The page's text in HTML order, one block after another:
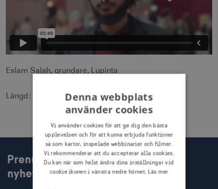
Eslam Salah, grundare, Lupinta
Längd: 0.49 min
Prenumerera på Visit Swedens
nyhetsbrev
Denna webbplats
använder cookies
Vi använder cookies för att ge dig den bästa
upplevelsen och för att kunna erbjuda funktioner
så som kartor, inspelade webbinarier och filmer.
Vi rekommenderar att du accepterar alla cookies.
Du kan när som helst ändra dina inställningar vid
cookie ikonen i vänstra nedre hörnet. Läs mer